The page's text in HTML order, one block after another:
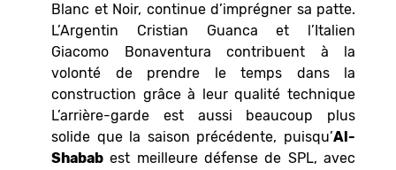
Blanc et Noir, continue d’imprégner sa patte.
L’Argentin Cristian Guanca et l’Italien
Giacomo Bonaventura contribuent à la
volonté de prendre le temps dans la
construction grâce à leur qualité technique
L’arrière-garde est aussi beaucoup plus
solide que la saison précédente, puisqu’Al-
Shabab est meilleure défense de SPL, avec